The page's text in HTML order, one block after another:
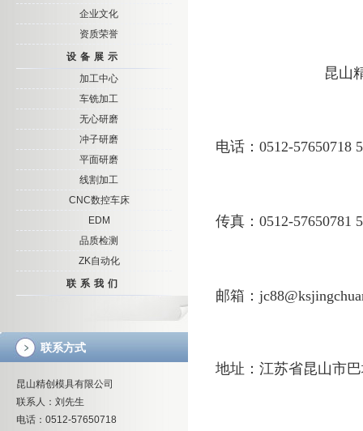
企业文化
资质荣誉
设备展示
加工中心
车铣加工
无心研磨
冲子研磨
平面研磨
线割加工
CNC数控车床
EDM
品质检测
ZK自动化
联系我们
联系方式
昆山精创模具有限公司
联系人：刘先生
电话：0512-57650718
昆山
电话：0512-57650718
传真：0512-57650781
邮箱：
地址：江苏省昆山市